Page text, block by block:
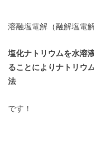
溶融塩電解（融解塩電
塩化ナトリウムを水溶
ることによりナトリウ
法
です！